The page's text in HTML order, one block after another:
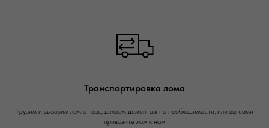
Транспортировка лома
Грузим и вывозим лом от вас, делаем демонтаж по необходимости, или вы сами
привозите лом к нам